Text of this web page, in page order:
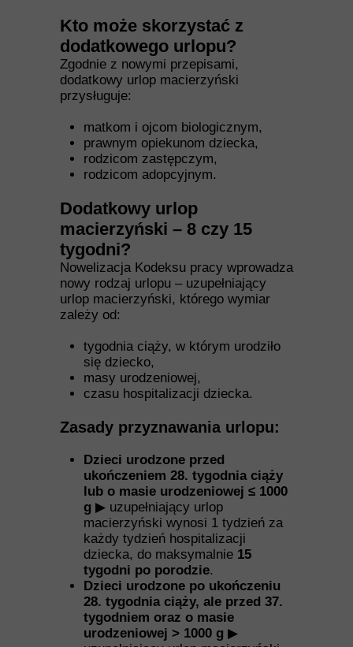
Kto może skorzystać z
dodatkowego urlopu?
Zgodnie z nowymi przepisami,
dodatkowy urlop macierzyński
przysługuje:
matkom i ojcom biologicznym,
prawnym opiekunom dziecka,
rodzicom zastępczym,
rodzicom adopcyjnym.
Dodatkowy urlop
macierzyński – 8 czy 15
tygodni?
Nowelizacja Kodeksu pracy wprowadza
nowy rodzaj urlopu – uzupełniający
urlop macierzyński, którego wymiar
zależy od:
tygodnia ciąży, w którym urodziło
się dziecko,
masy urodzeniowej,
czasu hospitalizacji dziecka.
Zasady przyznawania urlopu:
Dzieci urodzone przed
ukończeniem 28. tygodnia ciąży
lub o masie urodzeniowej ≤ 1000
g ▶ uzupełniający urlop
macierzyński wynosi 1 tydzień za
każdy tydzień hospitalizacji
dziecka, do maksymalnie 15
tygodni po porodzie.
Dzieci urodzone po ukończeniu
28. tygodnia ciąży, ale przed 37.
tygodniem oraz o masie
urodzeniowej > 1000 g ▶